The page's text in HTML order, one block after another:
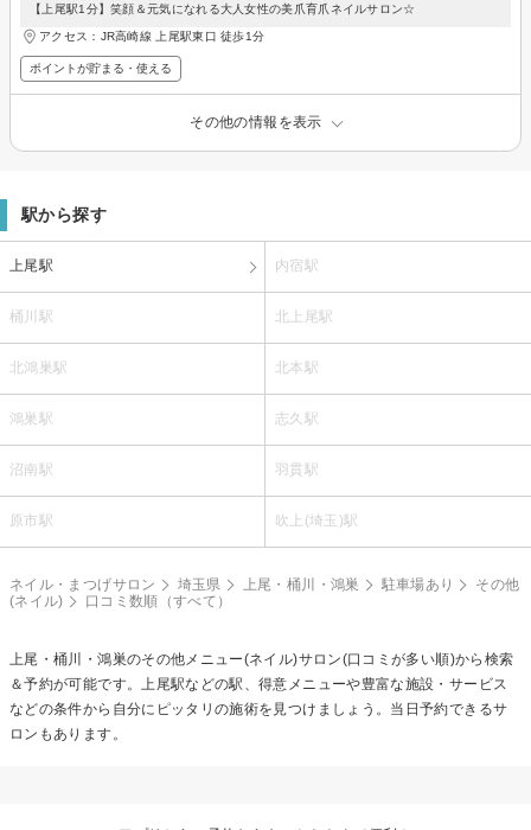
【上尾駅1分】笑顔＆元気になれる大人女性の美爪育爪ネイルサロン☆
アクセス：JR高崎線 上尾駅東口 徒歩1分
ポイントが貯まる・使える
その他の情報を表示
駅から探す
上尾駅 内宿駅
桶川駅 北上尾駅
北鴻巣駅 北本駅
鴻巣駅 志久駅
沼南駅 羽貫駅
原市駅 吹上(埼玉)駅
ネイル・まつげサロン 埼玉県 上尾・桶川・鴻巣 駐車場あり
その他
(ネイル)
口コミ数順（すべて）
上尾・桶川・鴻巣のその他メニュー(ネイル)サロン(口コミが多い順)から検索
＆予約が可能です。上尾駅などの駅、得意メニューや豊富な施設・サービス
などの条件から自分にピッタリの施術を見つけましょう。当日予約できるサ
ロンもあります。